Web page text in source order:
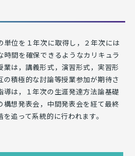
単位を１年次に取得し，２年次には
時間を確保できるようなカリキュラ
業は，講義形式，演習形式，実習形
の積極的な討論等授業参加が期待さ
導は，１年次の生涯発達方法論基礎
構想発表会，中間発表会を経て最終
追って系統的に行われます。